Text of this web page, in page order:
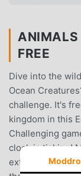
FREE
Dive into the
Ocean
challenge. It's
kingdom in this
Challenging
clock is ticking!
extra bonus